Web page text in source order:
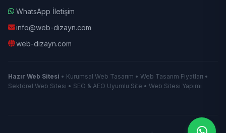
WhatsApp İletişim
info@web-dizayn.com
web-dizayn.com
Hazır Web Sitesi • Kurumsal Web Tasarım • Web Tasarım Fiyatları •
Sektörel Web Sitesi • SEO & AEO Uyumlu Site • Web Sitesi Yapımı